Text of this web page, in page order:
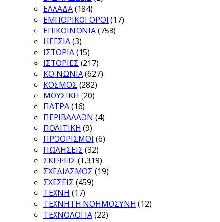
ΕΛΛΑΔΑ(184)
ΕΜΠΟΡΙΚΟΙ ΟΡΟΙ (17)
ΕΠΙΚΟΙΝΩΝΙΑ(758)
ΗΓΕΣΙΑ(3)
ΙΣΤΟΡΙΑ(15)
ΙΣΤΟΡΙΕΣ (217)
ΚΟΙΝΩΝΙΑ(627)
ΚΟΣΜΟΣ (282)
ΜΟΥΣΙΚΗ (20)
ΠΑΤΡΑ(16)
ΠΕΡΙΒΑΛΛΟΝ (4)
ΠΟΛΙΤΙΚΗ (9)
ΠΡΟΟΡΙΣΜΟΙ (6)
ΠΩΛΗΣΕΙΣ (32)
ΣΚΕΨΕΙΣ (1,319)
ΣΧΕΔΙΑΣΜΟΣ (19)
ΣΧΕΣΕΙΣ (459)
ΤΕΧΝΗ (17)
ΤΕΧΝΗΤΗ ΝΟΗΜΟΣΥΝΗ (12)
ΤΕΧΝΟΛΟΓΙΑ(22)